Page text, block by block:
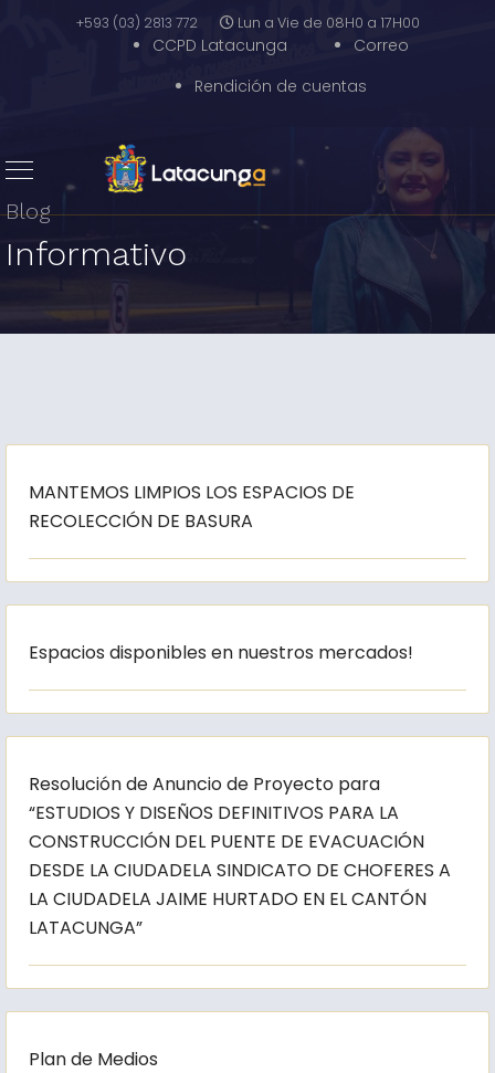
+593 (03) 2813 772 Lun a Vie de 08H0 a 17H00
CCPD Latacunga
Correo
Rendición de cuentas
Blog
Informativo
MANTEMOS LIMPIOS LOS ESPACIOS DE
RECOLECCIÓN DE BASURA
Espacios disponibles en nuestros mercados!
Resolución de Anuncio de Proyecto para
“ESTUDIOS Y DISEÑOS DEFINITIVOS PARA LA
CONSTRUCCIÓN DEL PUENTE DE EVACUACIÓN
DESDE LA CIUDADELA SINDICATO DE CHOFERES A
LA CIUDADELA JAIME HURTADO EN EL CANTÓN
LATACUNGA”
Plan de Medios